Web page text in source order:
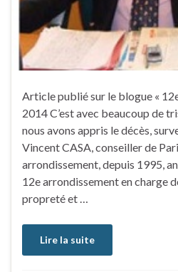
Article publié sur le blogue «
2014 C’est avec beaucoup de
nous avons appris le décès,
Vincent CASA, conseiller de
arrondissement, depuis 1995,
12e arrondissement en charge
propreté et …
Lire la suite